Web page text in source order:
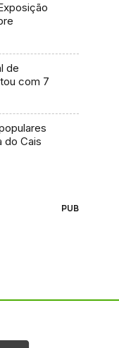
de
com 7
do Cais
PUB